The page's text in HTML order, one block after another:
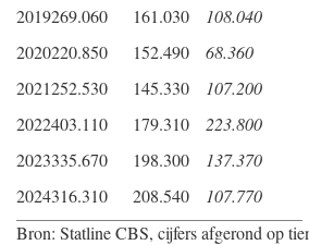
2019269.060 161.030
108.040
2020220.850 152.490
68.360
2021252.530 145.330
107.200
2022403.110 179.310
223.800
2023335.670 198.300
137.370
2024316.310 208.540
107.770
Bron: Statline CBS, cijfers afgerond op